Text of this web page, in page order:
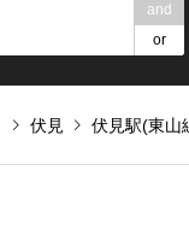
and
or
伏見 伏見駅(東山